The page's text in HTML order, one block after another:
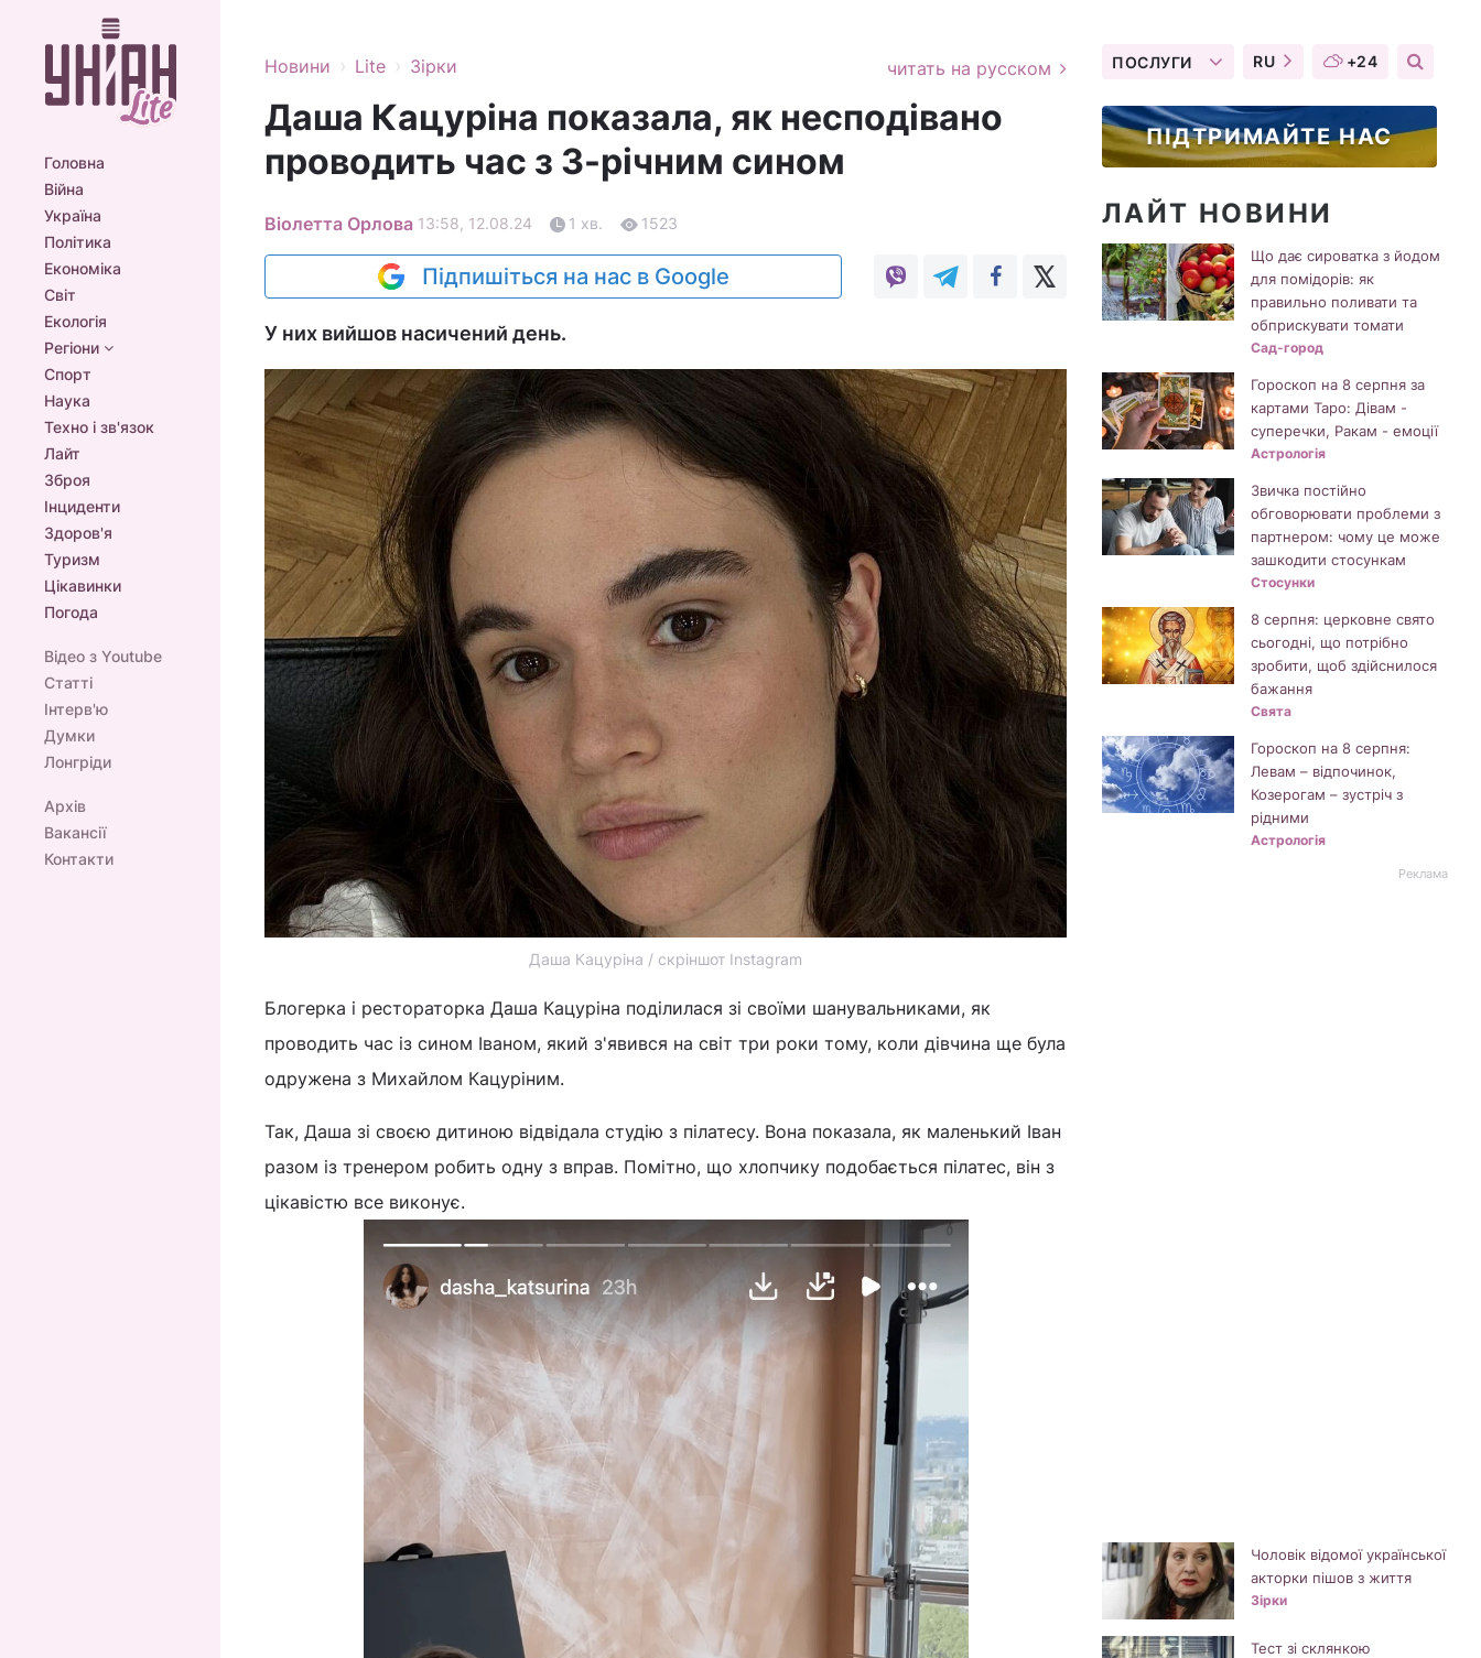
Головна
Війна
Україна
Політика
Економіка
Світ
Екологія
Регіони
Спорт
Наука
Техно і зв'язок
Лайт
Зброя
Інциденти
Здоров'я
Туризм
Цікавинки
Погода
Відео з Youtube
Статті
Інтерв'ю
Думки
Лонгріди
Архів
Вакансії
Контакти
Новини › Lite › Зірки читать на русском
Даша Кацуріна показала, як несподівано
проводить час з 3-річним сином
Віолетта Орлова 13:58, 12.08.24 1 хв. 1523
Підпишіться на нас в Google
У них вийшов насичений день.
Даша Кацуріна / скріншот Instagram
Блогерка і рестораторка Даша Кацуріна поділилася зі своїми шанувальниками, як
проводить час із сином Іваном, який з'явився на світ три роки тому, коли дівчина ще була
одружена з Михайлом Кацуріним.
Так, Даша зі своєю дитиною відвідала студію з пілатесу. Вона показала, як маленький Іван
разом із тренером робить одну з вправ. Помітно, що хлопчику подобається пілатес, він з
цікавістю все виконує.
ПОСЛУГИ RU +24
ПІДТРИМАЙТЕ НАС
ЛАЙТ НОВИНИ
Що дає сироватка з йодом
для помідорів: як
правильно поливати та
обприскувати томати
Сад-город
Гороскоп на 8 серпня за
картами Таро: Дівам -
суперечки, Ракам - емоції
Астрологія
Звичка постійно
обговорювати проблеми з
партнером: чому це може
зашкодити стосункам
Стосунки
8 серпня: церковне свято
сьогодні, що потрібно
зробити, щоб здійснилося
бажання
Свята
Гороскоп на 8 серпня:
Левам – відпочинок,
Козерогам – зустріч з
рідними
Астрологія
Реклама
Чоловік відомої української
акторки пішов з життя
Зірки
Тест зі склянкою